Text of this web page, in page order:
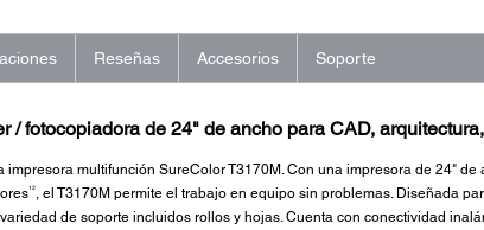
Reseñas Accesorios Soporte
/ fotocopiadora de 24" de ancho para CAD,
impresora multifunción SureColor T3170M. Con una impresora de 24"
12, el T3170M permite el trabajo en equipo sin problemas. Diseñada
de soporte incluidos rollos y hojas. Cuenta con conectividad